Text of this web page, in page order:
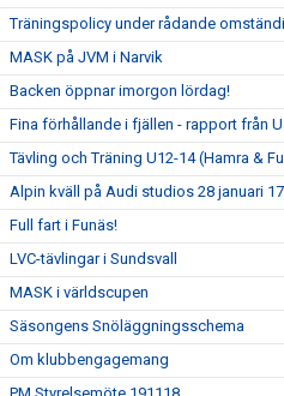
Träningspolicy under rådande
MASK på JVM i Narvik
Backen öppnar imorgon lördag!
Fina förhållande i fjällen - rapport från
Tävling och Träning U12-14 (Hamra &
Alpin kväll på Audi studios 28 januari
Full fart i Funäs!
LVC-tävlingar i Sundsvall
MASK i världscupen
Säsongens Snöläggningsschema
Om klubbengagemang